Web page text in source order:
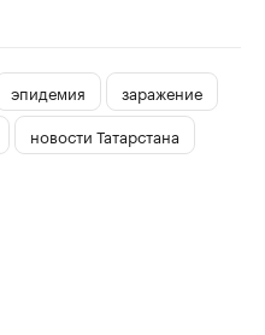
эпидемия
заражение
новости Татарстана